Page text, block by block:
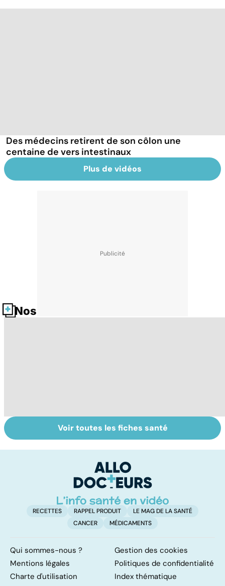
Des médecins retirent de son côlon une
centaine de vers intestinaux
Plus de vidéos
Nos fiches santé
Le paludisme, un
fléau planétaire
Le sinus
pilonidal, un
Voir toutes les fiches santé
RECETTES RAPPEL PRODUIT
LE MAG DE LA SANTÉ
CANCER
MÉDICAMENTS
Qui sommes-nous ?
Gestion des cookies
Mentions légales
Politiques de confidentialité
Charte d'utilisation
Index thématique